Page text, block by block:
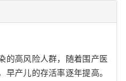
的高风险人群，随着围产医
产儿的存活率逐年提高。